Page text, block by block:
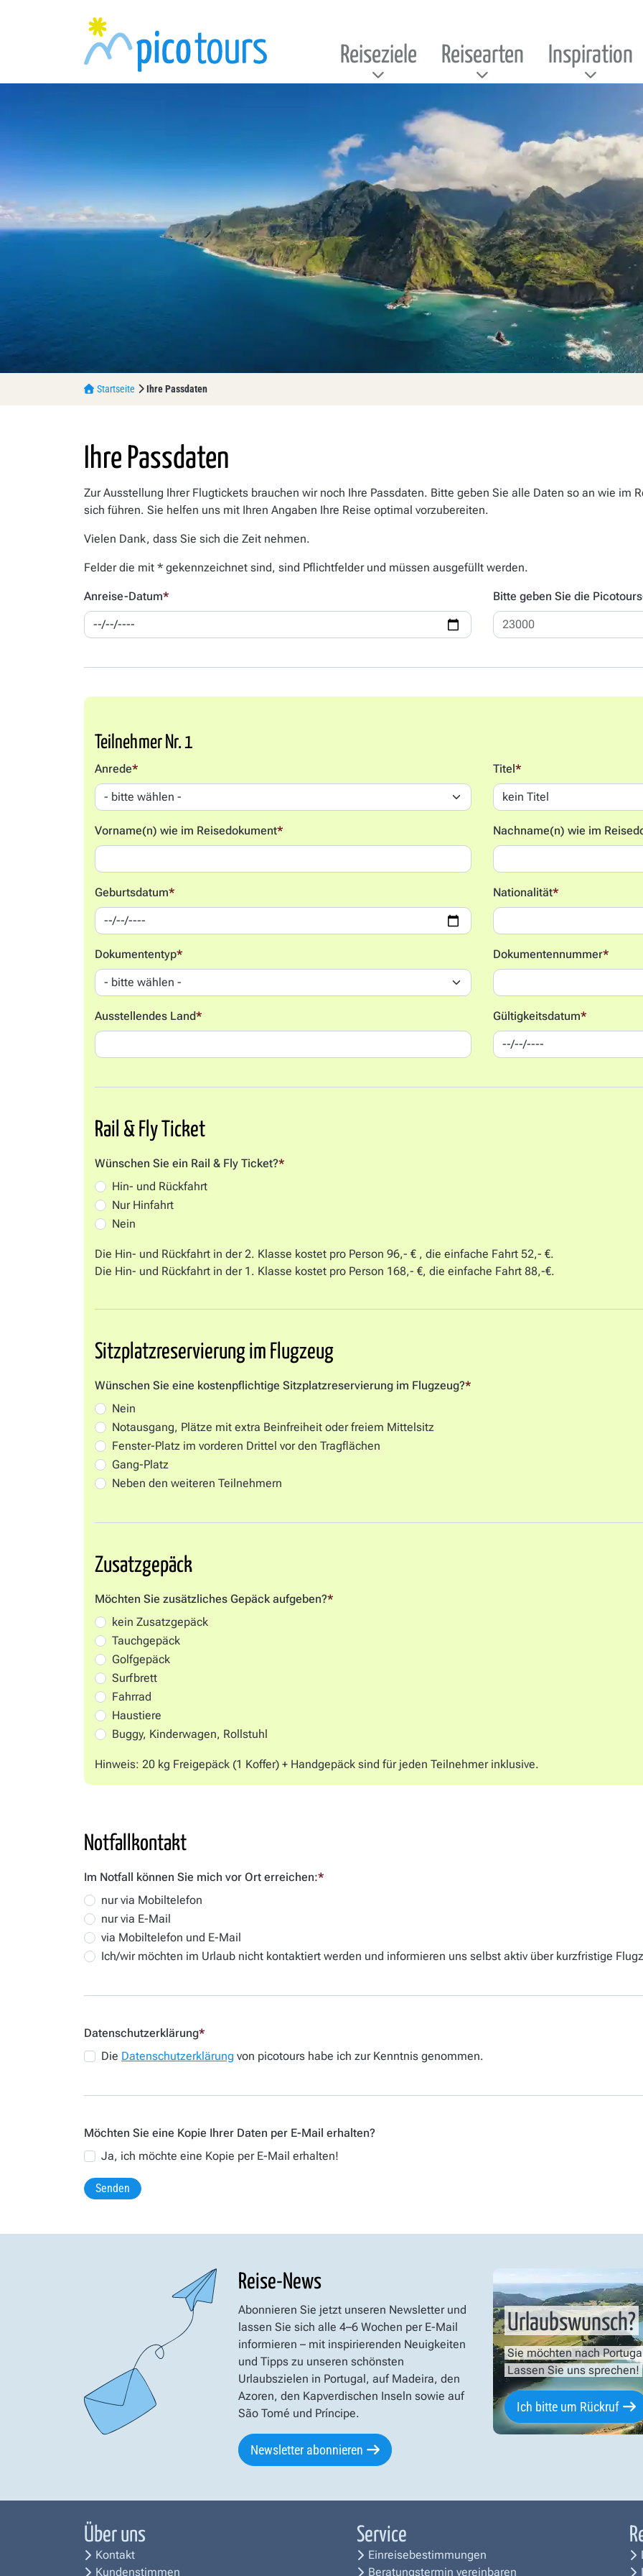
Reiseziele Reisearten Inspiration
Startseite Ihre Passdaten
Ihre Passdaten
Zur Ausstellung Ihrer Flugtickets brauchen wir noch Ihre Passdaten. Bitte geben Sie alle Daten so an wie im
sich führen. Sie helfen uns mit Ihren Angaben Ihre Reise optimal vorzubereiten.
Vielen Dank, dass Sie sich die Zeit nehmen.
Felder die mit * gekennzeichnet sind, sind Pflichtfelder und müssen ausgefüllt werden.
Anreise-Datum* Bitte geben Sie die
Teilnehmer
Anrede* Titel *
Vorname(n) wie im Reisedokument* Nachname(n) wie im
Geburtsdatum* Nationalität*
Dokumententyp* Dokumentennummer*
Ausstellendes Land* Gültigkeitsdatum*
Rail & Fly Ticket
Wünschen Sie ein Rail & Fly Ticket?*
Hin- und Rückfahrt
Nur Hinfahrt
Nein
Die Hin- und Rückfahrt in der 2. Klasse kostet pro Person 96,- € , die einfache Fahrt 52,- €.
Die Hin- und Rückfahrt in der 1. Klasse kostet pro Person 168,- €, die einfache Fahrt 88,-€.
Sitzplatzreservierung im Flugzeug
Wünschen Sie eine kostenpflichtige Sitzplatzreservierung im Flugzeug?*
Nein
Notausgang, Plätze mit extra Beinfreiheit oder freiem Mittelsitz
Fenster-Platz im vorderen Drittel vor den Tragflächen
Gang-Platz
Neben den weiteren Teilnehmern
Zusatzgepäck
Möchten Sie zusätzliches Gepäck aufgeben?*
kein Zusatzgepäck
Tauchgepäck
Golfgepäck
Surfbrett
Fahrrad
Haustiere
Buggy, Kinderwagen, Rollstuhl
Hinweis: 20 kg Freigepäck (1 Koffer) + Handgepäck sind für jeden Teilnehmer inklusive.
Notfallkontakt
Im Notfall können Sie mich vor Ort erreichen:*
nur via Mobiltelefon
nur via E-Mail
via Mobiltelefon und E-Mail
Ich/wir möchten im Urlaub nicht kontaktiert werden und informieren uns selbst aktiv über kurzfristige
Datenschutzerklärung*
Die Datenschutzerklärung von picotours habe ich zur Kenntnis genommen.
Möchten Sie eine Kopie Ihrer Daten per E-Mail erhalten?
Ja, ich möchte eine Kopie per E-Mail erhalten!
Senden
Reise-News
Abonnieren Sie jetzt unseren Newsletter und
lassen Sie sich alle 4–6 Wochen per E-Mail
informieren – mit inspirierenden Neuigkeiten
und Tipps zu unseren schönsten
Urlaubszielen in Portugal, auf Madeira, den
Azoren, den Kapverdischen Inseln sowie auf
São Tomé und Príncipe.
Newsletter abonnieren
Urlaubswunsch?
Sie möchten nach
Lassen Sie uns sprechen!
Ich bitte um Rückruf
Über uns
Kontakt
Kundenstimmen
Service
Einreisebestimmungen
Beratungstermin vereinbaren